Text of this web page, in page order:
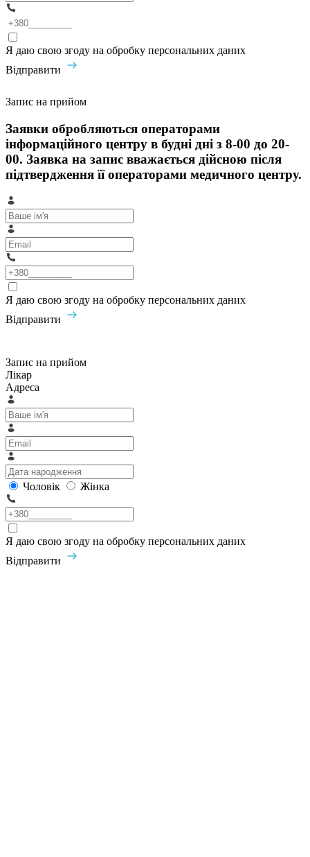
Я даю свою згоду на обробку персональних даних
Відправити
Запис на прийом
Заявки обробляються операторами
інформаційного центру в будні дні з 8-00 до 20-
00. Заявка на запис вважається дійсною після
підтвердження її операторами медичного центру.
Я даю свою згоду на обробку персональних даних
Відправити
Запис на прийом
Лікар
Адреса
Чоловік Жінка
Я даю свою згоду на обробку персональних даних
Відправити